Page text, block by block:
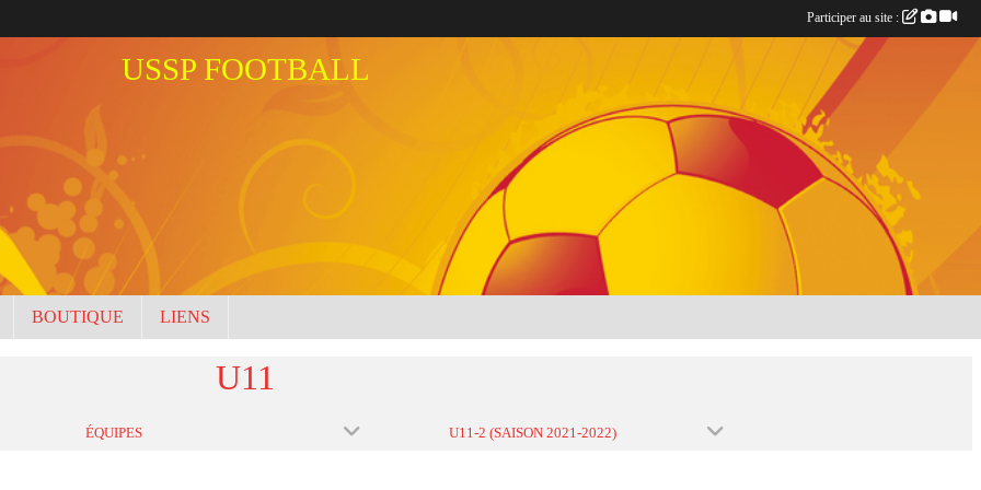
USSP FOOTBALL
BOUTIQUE LIENS
U11
ÉQUIPES U11-2 (SAISON 2021-2022)
Participer au site :